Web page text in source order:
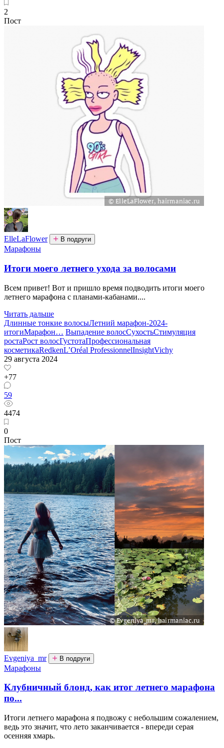
2
Пост
ElleLaFlower В подруги
Марафоны
Итоги моего летнего ухода за волосами
Всем привет! Вот и пришло время подводить итоги моего
летнего марафона с планами-кабанами....
Читать дальше
Длинные тонкие волосыЛетний марафон-2024-
итогиМарафон… Выпадение волосСухостьСтимуляция
ростаРост волосГустотаПрофессиональная
косметикаRedkenL’Oréal ProfessionnelInsightVichy
29 августа 2024
+77
59
4474
0
Пост
Evgeniya_mr В подруги
Марафоны
Клубничный блонд, как итог летнего марафона
по...
Итоги летнего марафона я подвожу с небольшим сожалением,
ведь это значит, что лето заканчивается - впереди серая
осенняя хмарь.